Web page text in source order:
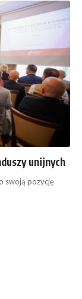
unijnych
swoją pozycję